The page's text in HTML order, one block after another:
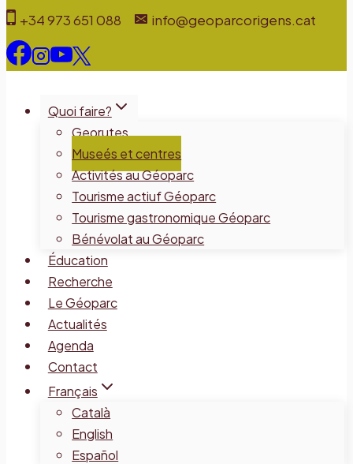
au
contenu
+34 973 651 088 info@geoparcorigens.cat
Quoi faire?
Georutes
Museés et centres
Activités au Géoparc
Tourisme actiuf Géoparc
Tourisme gastronomique Géoparc
Bénévolat au Géoparc
Éducation
Recherche
Le Géoparc
Actualités
Agenda
Contact
Français
Català
English
Español